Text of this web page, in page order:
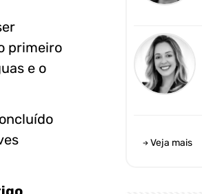
primeiro
e o
Veja mais